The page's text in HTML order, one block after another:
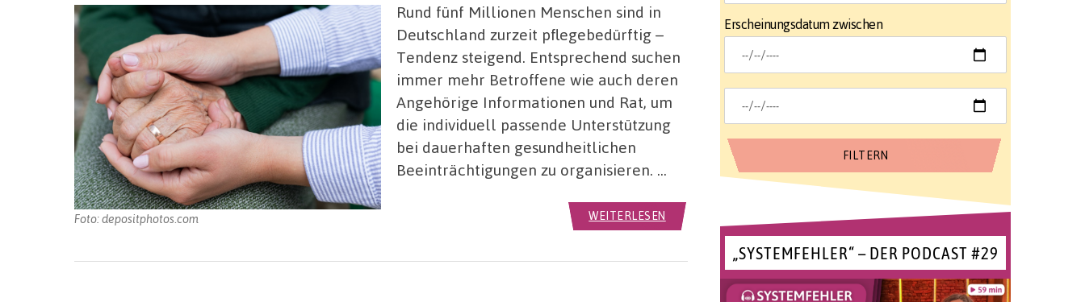
Foto: depositphotos.com
Rund fünf Millionen Menschen sind in
Deutschland zurzeit pflegebedürftig –
Tendenz steigend. Entsprechend suchen
immer mehr Betroffene wie auch deren
Angehörige Informationen und Rat, um
die individuell passende Unterstützung
bei dauerhaften gesundheitlichen
Beeinträchtigungen zu organisieren. …
WEITERLESEN
Erscheinungsdatum zwischen
„SYSTEMFEHLER“ – DER PODCAST #29